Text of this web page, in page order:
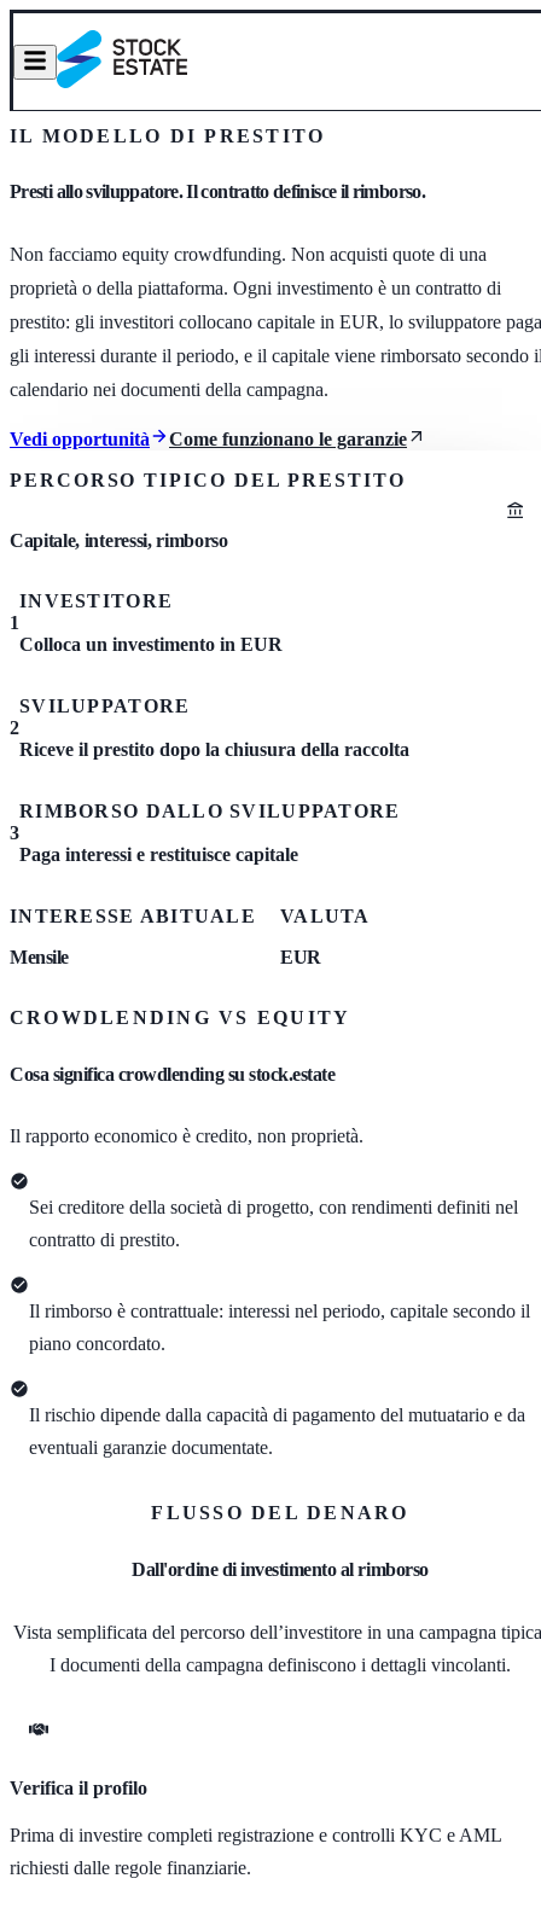
IL MODELLO DI PRESTITO
Presti allo sviluppatore. Il contratto definisce il rimborso.
Non facciamo equity crowdfunding. Non acquisti quote di una
proprietà o della piattaforma. Ogni investimento è un contratto di
prestito: gli investitori collocano capitale in EUR, lo sviluppatore paga
gli interessi durante il periodo, e il capitale viene rimborsato secondo
calendario nei documenti della campagna.
Vedi opportunità
Come funzionano le garanzie
PERCORSO TIPICO DEL PRESTITO
Capitale, interessi, rimborso
1
INVESTITORE
Colloca un investimento in EUR
2
SVILUPPATORE
Riceve il prestito dopo la chiusura della raccolta
3
RIMBORSO DALLO SVILUPPATORE
Paga interessi e restituisce capitale
INTERESSE ABITUALE
Mensile
VALUTA
EUR
CROWDLENDING VS EQUITY
Cosa significa crowdlending su stock.estate
Il rapporto economico è credito, non proprietà.
Sei creditore della società di progetto, con rendimenti definiti nel
contratto di prestito.
Il rimborso è contrattuale: interessi nel periodo, capitale secondo il
piano concordato.
Il rischio dipende dalla capacità di pagamento del mutuatario e da
eventuali garanzie documentate.
FLUSSO DEL DENARO
Dall'ordine di investimento al rimborso
Vista semplificata del percorso dell’investitore in una campagna
I documenti della campagna definiscono i dettagli vincolanti.
Verifica il profilo
Prima di investire completi registrazione e controlli KYC e AML
richiesti dalle regole finanziarie.